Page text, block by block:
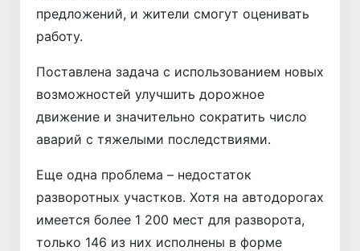
предложений, и жители смогут оценивать
работу.
Поставлена задача с использованием новых
возможностей улучшить дорожное
движение и значительно сократить число
аварий с тяжелыми последствиями.
Еще одна проблема – недостаток
разворотных участков. Хотя на автодорогах
имеется более 1 200 мест для разворота,
только 146 из них исполнены в форме